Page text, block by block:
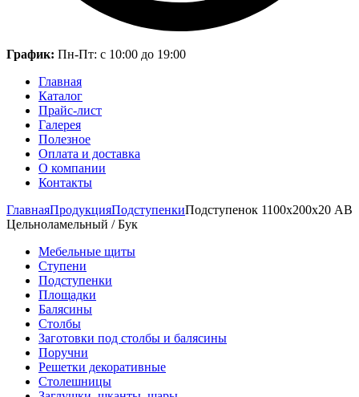
График: Пн-Пт: с 10:00 до 19:00
Главная
Каталог
Прайс-лист
Галерея
Полезное
Оплата и доставка
О компании
Контакты
ГлавнаяПродукцияПодступенкиПодступенок 1100х200х20 АВ
Цельноламельный / Бук
Мебельные щиты
Ступени
Подступенки
Площадки
Балясины
Столбы
Заготовки под столбы и балясины
Поручни
Решетки декоративные
Столешницы